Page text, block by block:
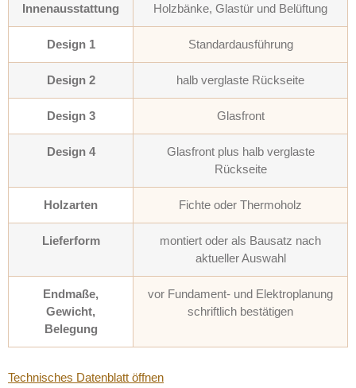
Innenausstattung Holzbänke, Glastür und Belüftung
Design 1 Standardausführung
Design 2 halb verglaste Rückseite
Design 3 Glasfront
Design 4
Glasfront plus halb verglaste
Rückseite
Holzarten Fichte oder Thermoholz
Lieferform
montiert oder als Bausatz nach
aktueller Auswahl
Endmaße,
Gewicht,
Belegung
vor Fundament- und Elektroplanung
schriftlich bestätigen
Technisches Datenblatt öffnen